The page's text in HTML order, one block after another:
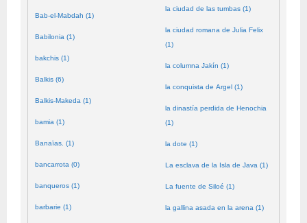
Bab-el-Mabdah (1)
Babilonia (1)
bakchis (1)
Balkis (6)
Balkis-Makeda (1)
bamia (1)
Banaïas. (1)
bancarrota (0)
banqueros (1)
barbarie (1)
la ciudad de las tumbas (1)
la ciudad romana de Julia Felix
(1)
la columna Jakín (1)
la conquista de Argel (1)
la dinastía perdida de Henochia
(1)
la dote (1)
La esclava de la Isla de Java (1)
La fuente de Siloé (1)
la gallina asada en la arena (1)